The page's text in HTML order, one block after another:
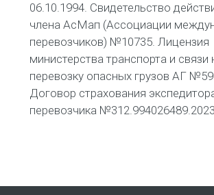
06.10.1994. Свидетельство
члена АсМап (Ассоциации
перевозчиков) №10735. Лицензия
министерства транспорта и связи
перевозку опасных грузов АГ
Договор страхования
перевозчика